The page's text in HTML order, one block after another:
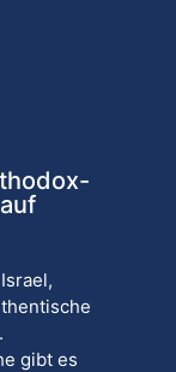
gibt es